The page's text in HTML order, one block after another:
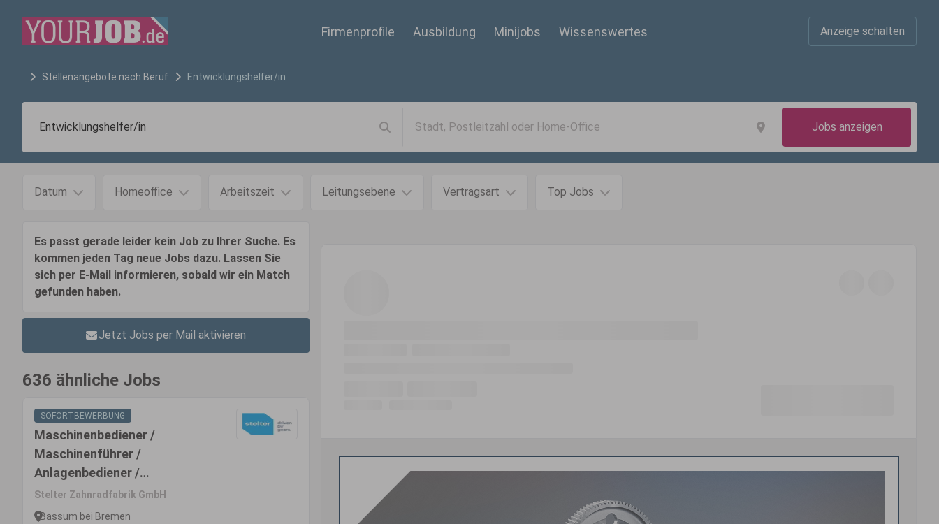
Firmenprofile Ausbildung Minijobs Wissenswertes Anzeige schalten
Stellenangebote nach Beruf Entwicklungshelfer/in
Jobs anzeigen
Datum Homeoffice Arbeitszeit Leitungsebene Vertragsart Top Jobs
Es passt gerade leider kein Job zu Ihrer Suche. Es
kommen jeden Tag neue Jobs dazu. Lassen Sie
sich per E-Mail informieren, sobald wir ein Match
gefunden haben.
Jetzt Jobs per Mail aktivieren
636 ähnliche Jobs
SOFORTBEWERBUNG
Maschinenbediener /
Maschinenführer /
Anlagenbediener /
Produktionsmitarbeiter /
Produktionshelfer (m/w/d) -
Stelter Zahnradfabrik GmbH
Bassum bei Bremen